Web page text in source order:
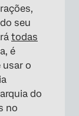
seu
todas
é
usar o
do
no